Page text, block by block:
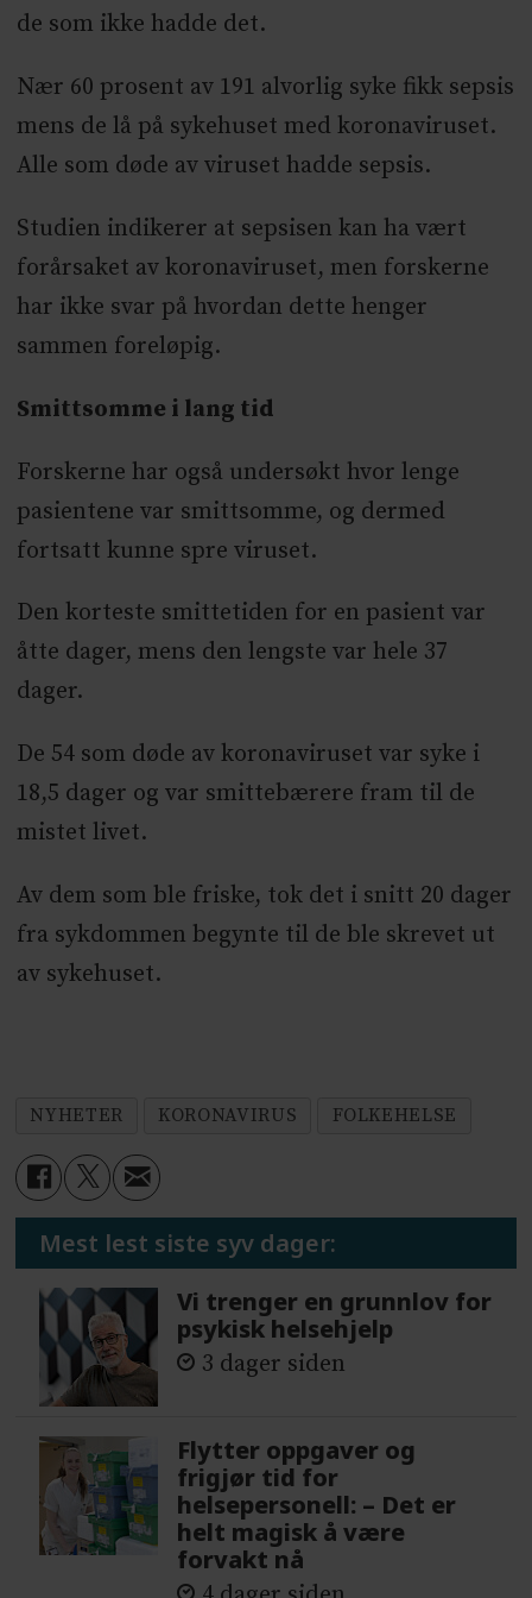
de som ikke hadde det.
Nær 60 prosent av 191 alvorlig syke fikk sepsis
mens de lå på sykehuset med koronaviruset.
Alle som døde av viruset hadde sepsis.
Studien indikerer at sepsisen kan ha vært
forårsaket av koronaviruset, men forskerne
har ikke svar på hvordan dette henger
sammen foreløpig.
Smittsomme i lang tid
Forskerne har også undersøkt hvor lenge
pasientene var smittsomme, og dermed
fortsatt kunne spre viruset.
Den korteste smittetiden for en pasient var
åtte dager, mens den lengste var hele 37
dager.
De 54 som døde av koronaviruset var syke i
18,5 dager og var smittebærere fram til de
mistet livet.
Av dem som ble friske, tok det i snitt 20 dager
fra sykdommen begynte til de ble skrevet ut
av sykehuset.
NYHETER KORONAVIRUS FOLKEHELSE
Mest lest siste syv dager:
Vi trenger en grunnlov for
psykisk helsehjelp
3 dager siden
Flytter oppgaver og
frigjør tid for
helsepersonell: – Det er
helt magisk å være
forvakt nå